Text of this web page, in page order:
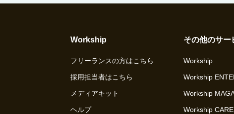
Workship
フリーランスの方はこちら
採用担当者はこちら
メディアキット
ヘルプ
その他のサー
Workship
Workship
Workship
Workship